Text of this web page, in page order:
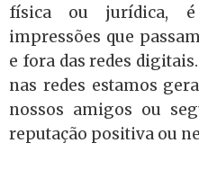
física ou jurídica, é
impressões que
e fora das redes
nas redes estamos
nossos amigos ou
reputação positiva ou